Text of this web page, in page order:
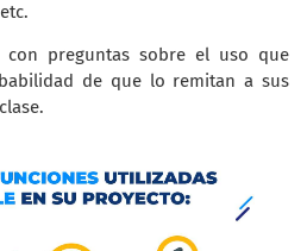
con preguntas sobre el uso que
de que lo remitan a sus